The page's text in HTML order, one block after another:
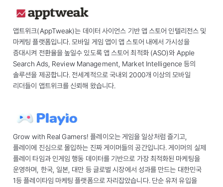
앱트위크(AppTweak)는 데이터 사이언스 기반 앱 스토어 인텔리전스 및
마케팅 플랫폼입니다. 모바일 게임 앱이 앱 스토어 내에서 가시성을
증대시켜 전환율을 높일수 있도록 앱 스토어 최적화 (ASO)와 Apple
Search Ads, Review Management, Market Intelligence 등의
솔루션을 제공합니다. 전세계적으로 국내외 2000개 이상의 모바일
리더들이 앱트위크를 신뢰해 왔습니다.
Grow with Real Gamers! 플레이오는 게임을 일상처럼 즐기고,
플레이에 진심으로 몰입하는 진짜 게이머들의 공간입니다. 게이머의 실제
플레이 타임과 인게임 행동 데이터를 기반으로 가장 최적화된 마케팅을
운영하며, 한국, 일본, 대만 등 글로벌 시장에서 성과를 만드는 대한민국
1등 플레이타임 마케팅 플랫폼으로 자리잡았습니다. 단순 유저 유입을